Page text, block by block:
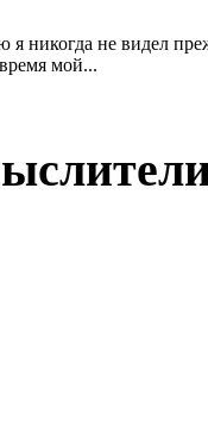
я никогда не видел
мой...